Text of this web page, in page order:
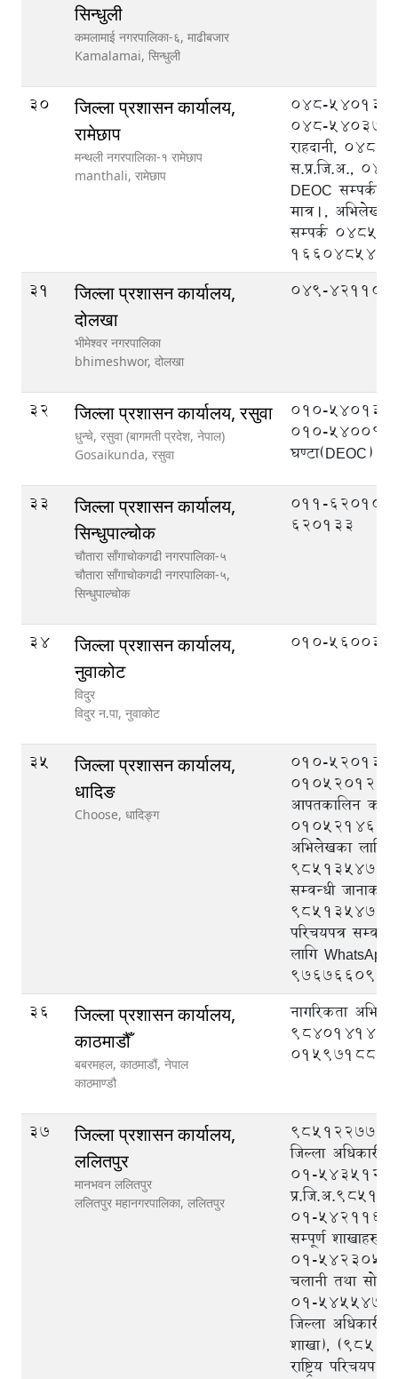
सिन्धुली
कमलामाई नगरपालिका-६, माढीबजार
Kamalamai, सिन्धुली
30
जिल्ला प्रशासन कार्यालय,
रामेछाप
मन्थली नगरपालिका-१ रामेछाप
manthali, रामेछाप
048-540133
048-540370
राहदानी,
स.प्र.जि.अ.,
DEOC सम्पर्कका
मात्र।,
सम्पर्क
31
जिल्ला प्रशासन कार्यालय,
दोलखा
भीमेश्वर नगरपालिका
bhimeshwor, दोलखा
049-421104
32 जिल्ला प्रशासन कार्यालय, रसुवा
धुन्चे, रसुवा (बागमती प्रदेश, नेपाल)
Gosaikunda, रसुवा
०१०-५४०१३१
०१०-
घण्टा(DEOC)
33
जिल्ला प्रशासन कार्यालय,
सिन्धुपाल्चोक
चौतारा साँगाचाेकगढी नगरपालिका-५
चौतारा साँगाचाेकगढी नगरपालिका-५,
सिन्धुपाल्चोक
011-
620133
34
जिल्ला प्रशासन कार्यालय,
नुवाकोट
विदुर
विदुर न.पा, नुवाकोट
010-560033
35
जिल्ला प्रशासन कार्यालय,
धादिङ
Choose, धादिङ्ग
010-520133,
010520121,
आपतकालिन
010521464,
अभिलेखका लागि
९८५१३५४७१७,
सम्वन्धी
९८५१३५४७२७,
परिचयपत्र
लागि WhatsApp
९७६७६६०९३३
36
जिल्ला प्रशासन कार्यालय,
काठमाडौँ
बबरमहल, काठमाडौं, नेपाल
काठमाण्डौ
नागरिकता
015971880
37
जिल्ला प्रशासन कार्यालय,
ललितपुर
मानभवन ललितपुर
ललितपुर महानगरपालिका, ललितपुर
९८५१२२७७७७
जिल्ला अधिकारी),
०१-५४३५१२९
०१-
सम्पूर्ण
०१-५४२३०५१
चलानी तथा
०१-५४५५४७५
जिल्ला अधिकारी
शाखा),
राष्ट्रिय परिचयप